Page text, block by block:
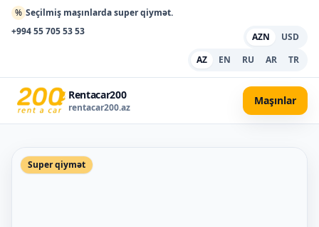
% Seçilmiş maşınlarda super qiymət.
+994 55 705 53 53
AZN
USD
AZ
EN RU AR TR
Rentacar200
rentacar200.az
Maşınlar
Super qiymət